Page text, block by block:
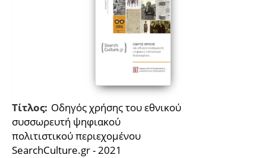
Τίτλος: Οδηγός χρήσης του εθνικού
συσσωρευτή ψηφιακού
πολιτιστικού περιεχομένου
SearchCulture.gr - 2021